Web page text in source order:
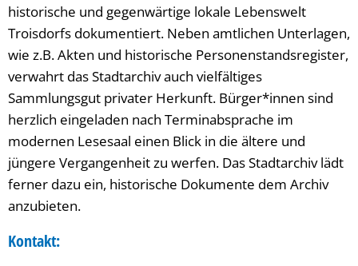
historische und gegenwärtige lokale Lebenswelt
Troisdorfs dokumentiert. Neben amtlichen Unterlagen,
wie z.B. Akten und historische Personenstandsregister,
verwahrt das Stadtarchiv auch vielfältiges
Sammlungsgut privater Herkunft. Bürger*innen sind
herzlich eingeladen nach Terminabsprache im
modernen Lesesaal einen Blick in die ältere und
jüngere Vergangenheit zu werfen. Das Stadtarchiv lädt
ferner dazu ein, historische Dokumente dem Archiv
anzubieten.
Kontakt: